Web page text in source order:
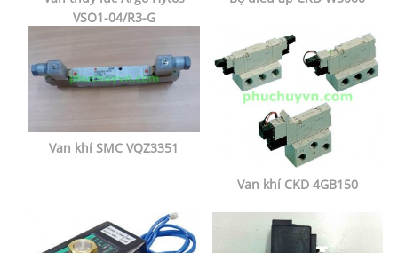
VSO1-04/R3-G
Van khí SMC VQZ3351
Van khí CKD 4GB150